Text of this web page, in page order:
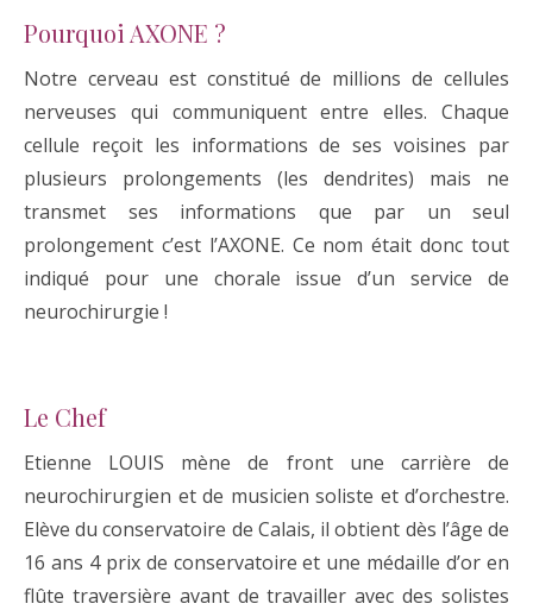
Pourquoi AXONE ?
Notre cerveau est constitué de millions de cellules
nerveuses qui communiquent entre elles. Chaque
cellule reçoit les informations de ses voisines par
plusieurs prolongements (les dendrites) mais ne
transmet ses informations que par un seul
prolongement c’est l’AXONE. Ce nom était donc tout
indiqué pour une chorale issue d’un service de
neurochirurgie !
Le Chef
Etienne LOUIS mène de front une carrière de
neurochirurgien et de musicien soliste et d’orchestre.
Elève du conservatoire de Calais, il obtient dès l’âge de
16 ans 4 prix de conservatoire et une médaille d’or en
flûte traversière avant de travailler avec des solistes